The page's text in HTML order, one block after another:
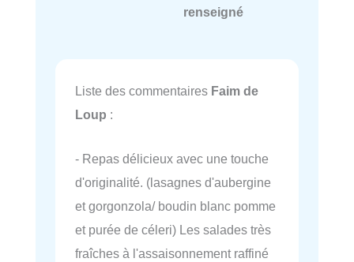
renseigné
Liste des commentaires Faim de
Loup :
- Repas délicieux avec une touche
d'originalité. (lasagnes d'aubergine
et gorgonzola/ boudin blanc pomme
et purée de céleri) Les salades très
fraîches à l'assaisonnement raffiné